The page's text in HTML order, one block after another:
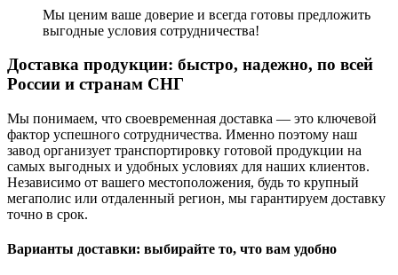
Мы ценим ваше доверие и всегда готовы предложить
выгодные условия сотрудничества!
Доставка продукции: быстро, надежно, по всей
России и странам СНГ
Мы понимаем, что своевременная доставка — это ключевой
фактор успешного сотрудничества. Именно поэтому наш
завод организует транспортировку готовой продукции на
самых выгодных и удобных условиях для наших клиентов.
Независимо от вашего местоположения, будь то крупный
мегаполис или отдаленный регион, мы гарантируем доставку
точно в срок.
Варианты доставки: выбирайте то, что вам удобно